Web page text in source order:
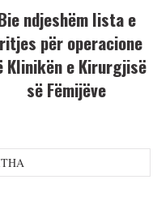
ndjeshëm lista e
për operacione
Klinikën e Kirurgjisë
së Fëmijëve